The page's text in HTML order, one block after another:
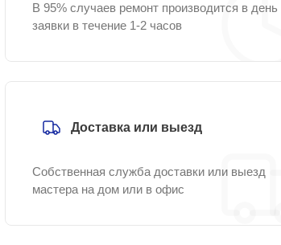
В 95% случаев ремонт производится в день
заявки в течение 1-2 часов
Доставка или выезд
Собственная служба доставки или выезд
мастера на дом или в офис